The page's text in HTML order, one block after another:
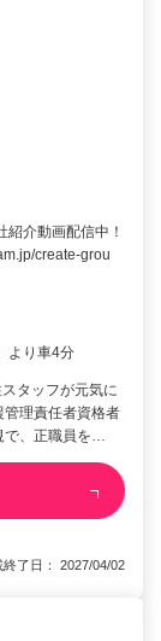
介動画配信中！
create-grou
より車4分
タッフが元気に
理責任者資格者
で、正職員を…
了日： 2027/04/02